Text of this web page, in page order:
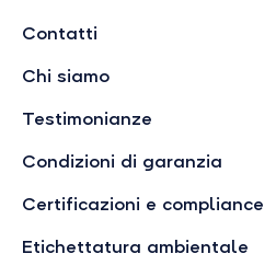
Contatti
Chi siamo
Testimonianze
Condizioni di garanzia
Certificazioni e compliance
Etichettatura ambientale